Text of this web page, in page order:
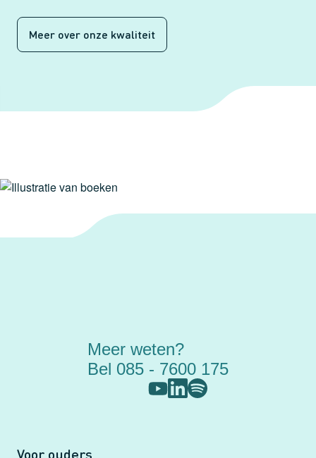
Meer over onze kwaliteit
Meer weten?
Bel 085 - 7600 175
Voor ouders